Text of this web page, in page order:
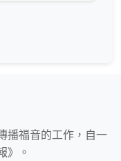
播福音的工作，自一
》。